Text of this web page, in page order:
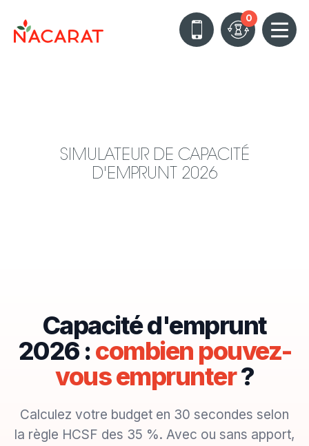
0
SIMULATEUR DE CAPACITÉ
D'EMPRUNT 2026
Capacité d'emprunt
2026 :combien pouvez-
vous emprunter?
Calculez votre budget en 30 secondes selon
la règle HCSF des 35 %. Avec ou sans apport,